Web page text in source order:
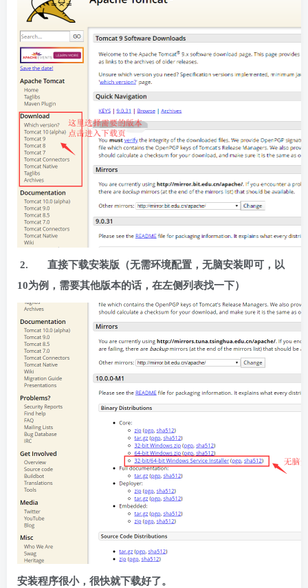
2. 直接下载安装版（无需环境配置，无脑安装即可，以
10为例，需要其他版本的话，在左侧列表找一下）
安装程序很小，很快就下载好了。